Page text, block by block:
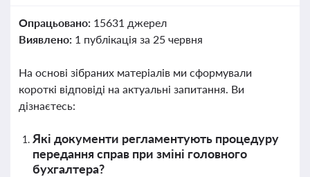
Опрацьовано: 15631 джерел
Виявлено: 1 публікація за 25 червня
На основі зібраних матеріалів ми сформували
короткі відповіді на актуальні запитання. Ви
дізнаєтесь:
Які документи регламентують процедуру
передання справ при зміні головного
бухгалтера?